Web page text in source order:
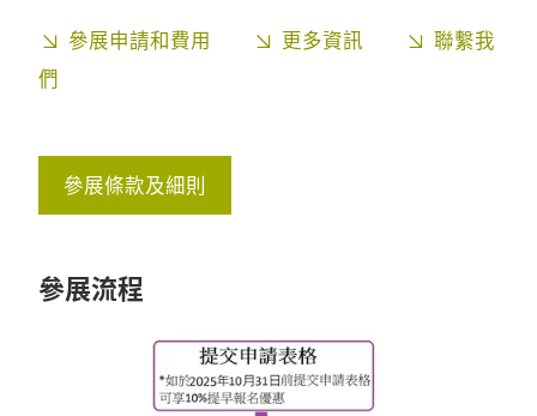
參展申請和費用 更多資訊
聯繫我
們
參展條款及細則
參展流程